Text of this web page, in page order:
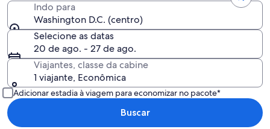
Indo para
Washington D.C. (centro)
Selecione as datas
20 de ago. - 27 de ago.
Viajantes, classe da cabine
1 viajante, Econômica
Adicionar estadia à viagem para economizar no pacote*
Buscar